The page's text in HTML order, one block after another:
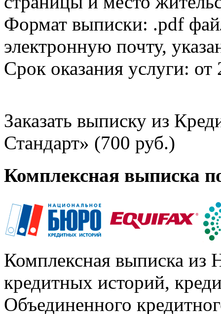
Формат выписки: .pdf
электронную почту,
Срок оказания услуги: от
Заказать выписку из
Стандарт» (700 руб.)
Комплексная выписка
Комплексная выписка из
кредитных историй,
Объединенного